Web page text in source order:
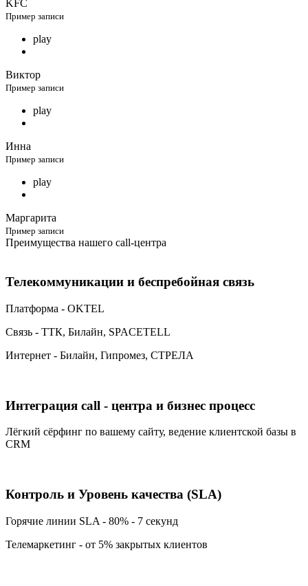
KFC
Пример записи
play
Виктор
Пример записи
play
Инна
Пример записи
play
Маргарита
Пример записи
Преимущества нашего call-центра
Телекоммуникации и беспребойная связь
Платформа - OKTEL
Связь - ТТК, Билайн, SPACETELL
Интернет - Билайн, Гипромез, СТРЕЛА
Интеграция call - центра и бизнес процесс
Лёгкий сёрфинг по вашему сайту, ведение клиентской базы в
CRM
Контроль и Уровень качества (SLA)
Горячие линии SLA - 80% - 7 секунд
Телемаркетинг - от 5% закрытых клиентов